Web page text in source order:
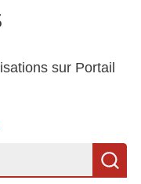
sur Portail